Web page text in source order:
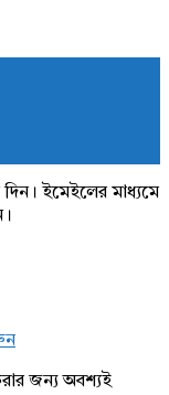
ইমেইলের মাধ্যমে
জন্য অবশ্যই